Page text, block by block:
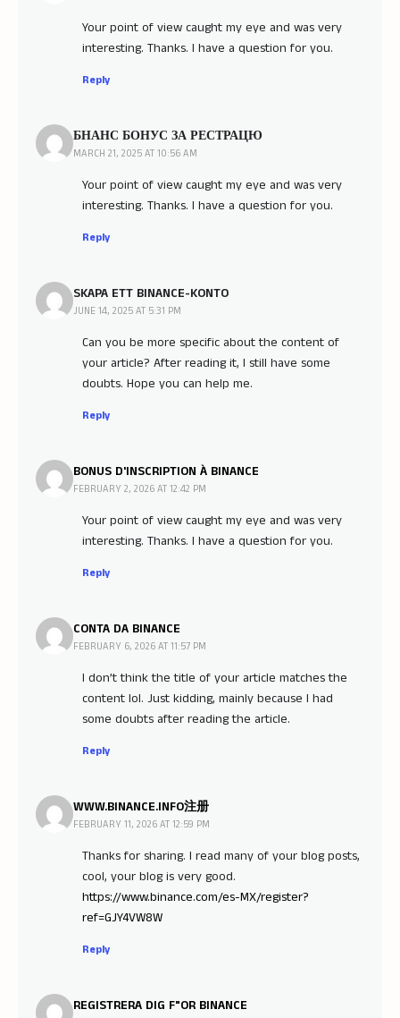
Your point of view caught my eye and was very
interesting. Thanks. I have a question for you.
Reply
БНАНС БОНУС ЗА РЕСТРАЦЮ
MARCH 21, 2025 AT 10:56 AM
Your point of view caught my eye and was very
interesting. Thanks. I have a question for you.
Reply
SKAPA ETT BINANCE-KONTO
JUNE 14, 2025 AT 5:31 PM
Can you be more specific about the content of
your article? After reading it, I still have some
doubts. Hope you can help me.
Reply
BONUS D'INSCRIPTION À BINANCE
FEBRUARY 2, 2026 AT 12:42 PM
Your point of view caught my eye and was very
interesting. Thanks. I have a question for you.
Reply
CONTA DA BINANCE
FEBRUARY 6, 2026 AT 11:57 PM
I don’t think the title of your article matches the
content lol. Just kidding, mainly because I had
some doubts after reading the article.
Reply
WWW.BINANCE.INFO注册
FEBRUARY 11, 2026 AT 12:59 PM
Thanks for sharing. I read many of your blog posts,
cool, your blog is very good.
https://www.binance.com/es-MX/register?
ref=GJY4VW8W
Reply
REGISTRERA DIG F"OR BINANCE